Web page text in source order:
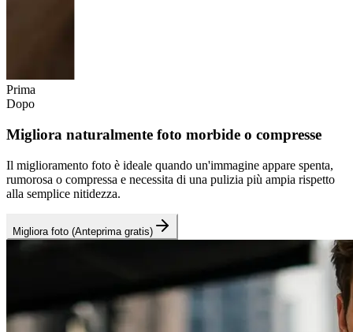
Prima
Dopo
Migliora naturalmente foto morbide o compresse
Il miglioramento foto è ideale quando un'immagine appare spenta,
rumorosa o compressa e necessita di una pulizia più ampia rispetto
alla semplice nitidezza.
Migliora foto (Anteprima gratis)